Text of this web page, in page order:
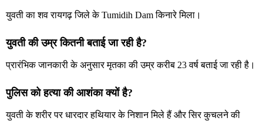
युवती का शव रायगढ़ जिले के Tumidih Dam किनारे मिला।
युवती की उम्र कितनी बताई जा रही है?
प्रारंभिक जानकारी के अनुसार मृतका की उम्र करीब 23 वर्ष बताई जा रही है।
पुलिस को हत्या की आशंका क्यों है?
युवती के शरीर पर धारदार हथियार के निशान मिले हैं और सिर कुचलने की